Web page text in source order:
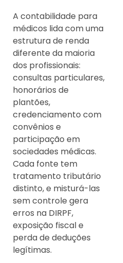
A contabilidade para
médicos lida com uma
estrutura de renda
diferente da maioria
dos profissionais:
consultas particulares,
honorários de
plantões,
credenciamento com
convênios e
participação em
sociedades médicas.
Cada fonte tem
tratamento tributário
distinto, e misturá-las
sem controle gera
erros na DIRPF,
exposição fiscal e
perda de deduções
legítimas.